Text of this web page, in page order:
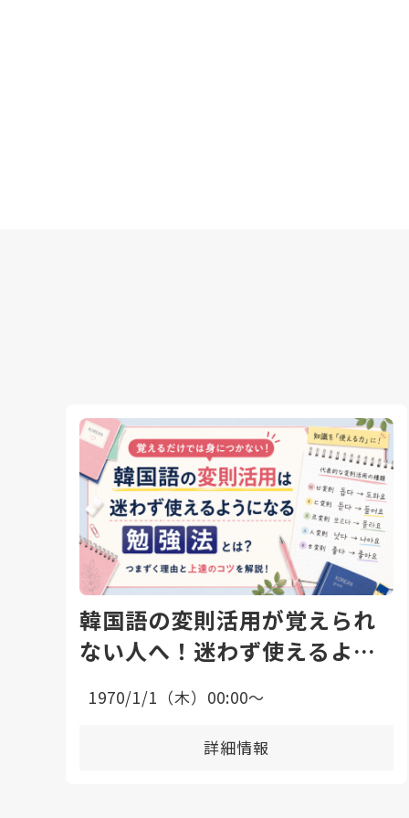
韓国語の変則活用が覚えられ
ない人へ！迷わず使えるよう
1970/1/1（木）00:00〜
詳細情報